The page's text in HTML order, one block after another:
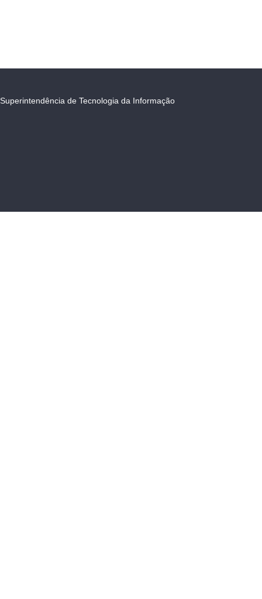
Superintendência de Tecnologia da Informação